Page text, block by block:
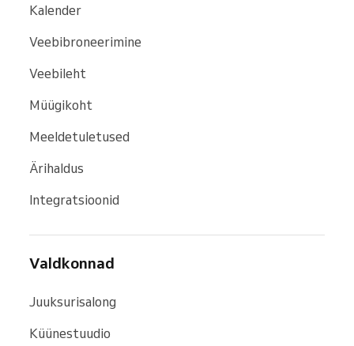
Kalender
Veebibroneerimine
Veebileht
Müügikoht
Meeldetuletused
Ärihaldus
Integratsioonid
Valdkonnad
Juuksurisalong
Küünestuudio